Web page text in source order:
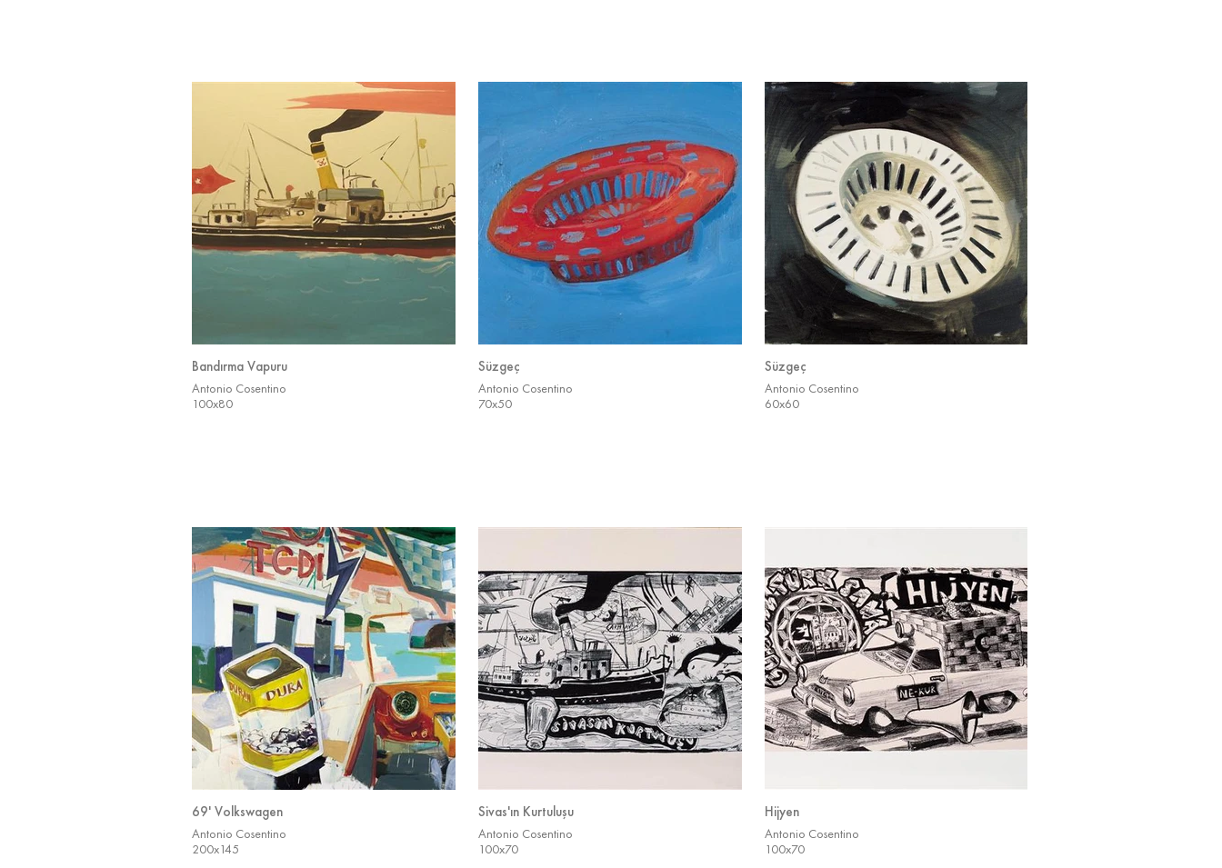
Bandırma Vapuru
Antonio Cosentino
100x80
Süzgeç
Antonio Cosentino
70x50
Süzgeç
Antonio Cosentino
60x60
69' Volkswagen
Antonio Cosentino
200x145
Sivas'ın Kurtuluşu
Antonio Cosentino
100x70
Hijyen
Antonio Cosentino
100x70